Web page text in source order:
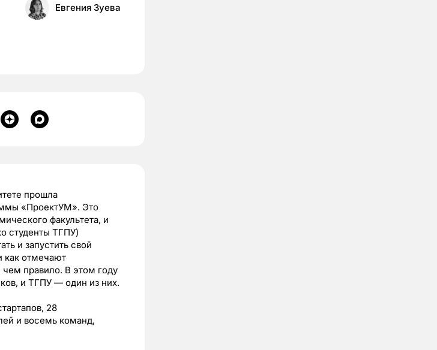
Евгения Зуева
прошла
«ПроектУМ». Это
факультета, и
студенты ТГПУ)
и запустить свой
как отмечают
чем правило. В этом году
и ТГПУ — один из них.
28
и восемь команд,